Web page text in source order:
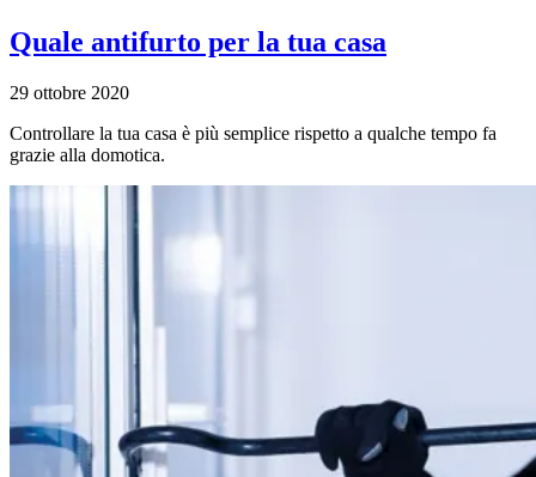
Quale antifurto per la tua casa
29 ottobre 2020
Controllare la tua casa è più semplice rispetto a qualche tempo fa
grazie alla domotica.